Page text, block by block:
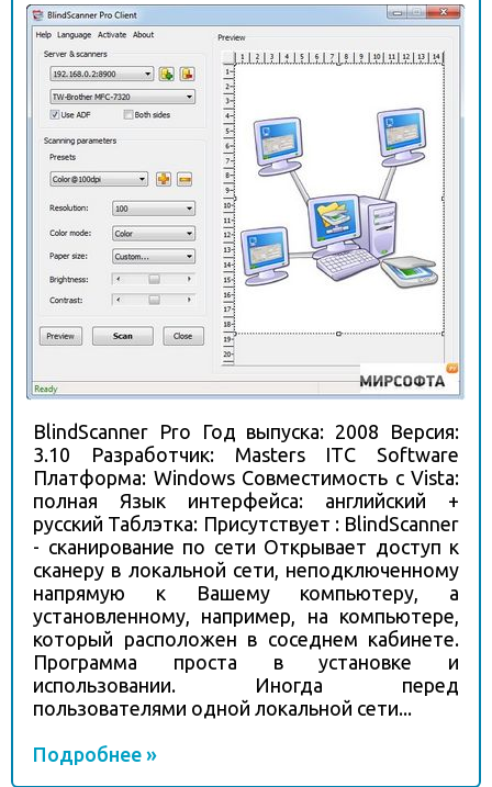
BlindScanner Pro Год выпуска: 2008 Версия:
3.10 Разработчик: Masters ITC Software
Платформа: Windows Совместимость с Vista:
полная Язык интерфейса: английский +
русский Таблэтка: Присутствует : BlindScanner
- сканирование по сети Открывает доступ к
сканеру в локальной сети, неподключенному
напрямую к Вашему компьютеру, а
установленному, например, на компьютере,
который расположен в соседнем кабинете.
Программа проста в установке и
использовании. Иногда перед
пользователями одной локальной сети...
Подробнее »